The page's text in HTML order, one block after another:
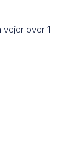
over 1